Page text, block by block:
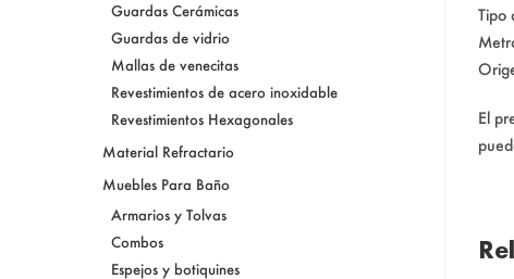
Tipo
El
Guardas Cerámicas
Guardas de vidrio
Mallas de venecitas
Revestimientos de acero inoxidable
Revestimientos Hexagonales
Material Refractario
Muebles Para Baño
Armarios y Tolvas
Combos
Espejos y botiquines